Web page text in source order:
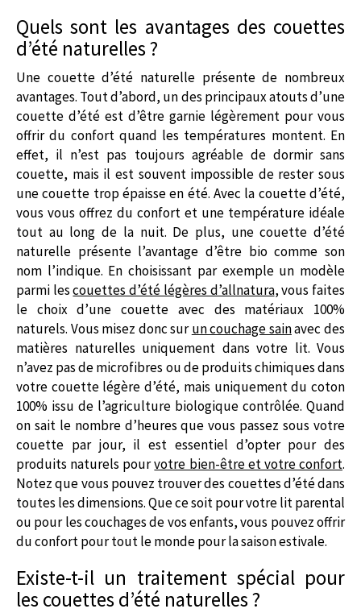
Quels sont les avantages des couettes
d’été naturelles ?
Une couette d’été naturelle présente de nombreux
avantages. Tout d’abord, un des principaux atouts d’une
couette d’été est d’être garnie légèrement pour vous
offrir du confort quand les températures montent. En
effet, il n’est pas toujours agréable de dormir sans
couette, mais il est souvent impossible de rester sous
une couette trop épaisse en été. Avec la couette d’été,
vous vous offrez du confort et une température idéale
tout au long de la nuit. De plus, une couette d’été
naturelle présente l’avantage d’être bio comme son
nom l’indique. En choisissant par exemple un modèle
parmi lescouettes d’été légères d’allnatura, vous faites
le choix d’une couette avec des matériaux 100%
naturels. Vous misez donc surun couchage sainavec des
matières naturelles uniquement dans votre lit. Vous
n’avez pas de microfibres ou de produits chimiques dans
votre couette légère d’été, mais uniquement du coton
100% issu de l’agriculture biologique contrôlée. Quand
on sait le nombre d’heures que vous passez sous votre
couette par jour, il est essentiel d’opter pour des
produits naturels pourvotre bien-être et votre confort.
Notez que vous pouvez trouver des couettes d’été dans
toutes les dimensions. Que ce soit pour votre lit parental
ou pour les couchages de vos enfants, vous pouvez offrir
du confort pour tout le monde pour la saison estivale.
Existe-t-il un traitement spécial pour
les couettes d’été naturelles ?